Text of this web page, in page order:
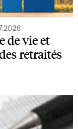
de vie et
retraités